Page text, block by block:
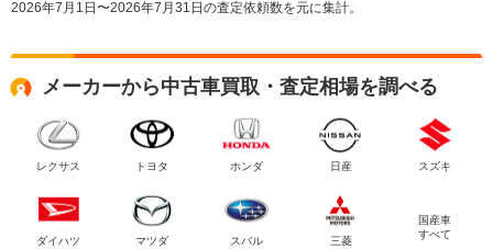
2026年7月1日〜2026年7月31日の査定依頼数を元に集計。
メーカーから中古車買取・査定相場を調べる
レクサス トヨタ ホンダ 日産 スズキ
ダイハツ マツダ スバル 三菱
国産車
すべて